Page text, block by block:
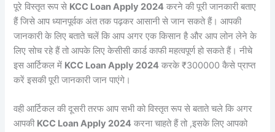
पूरे विस्तृत रूप से KCC Loan Apply 2024 करने की पूरी जानकारी बताए
हैं जिसे आप ध्यानपूर्वक अंत तक पढ़कर आसानी से जान सकते हैं। आपकी
जानकारी के लिए बताते चलें कि आप अगर एक किसान है और आप लोन लेने के
लिए सोच रहे हैं तो आपके लिए केसीसी कार्ड काफी महत्वपूर्ण हो सकते हैं। नीचे
इस आर्टिकल में KCC Loan Apply 2024 करके ₹300000 कैसे प्राप्त
करें इसकी पूरी जानकारी जान पाएंगे।
वही आर्टिकल की दूसरी तरफ आप सभी को विस्तृत रूप से बताते चले कि अगर
आपकी KCC Loan Apply 2024 करना चाहते हैं तो ,इसके लिए आपको